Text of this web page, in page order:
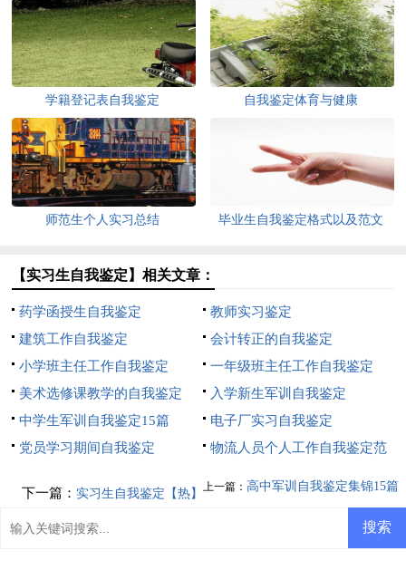
学籍登记表自我鉴定 自我鉴定体育与健康
师范生个人实习总结 毕业生自我鉴定格式以及范文
【实习生自我鉴定】相关文章：
药学函授生自我鉴定
教师实习鉴定
建筑工作自我鉴定
会计转正的自我鉴定
小学班主任工作自我鉴定
一年级班主任工作自我鉴定
美术选修课教学的自我鉴定
入学新生军训自我鉴定
中学生军训自我鉴定15篇
电子厂实习自我鉴定
党员学习期间自我鉴定
物流人员个人工作自我鉴定范
上一篇： 高中军训自我鉴定集锦15篇
下一篇： 实习生自我鉴定【热】